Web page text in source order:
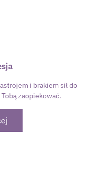
i brakiem sił do
zaopiekować.